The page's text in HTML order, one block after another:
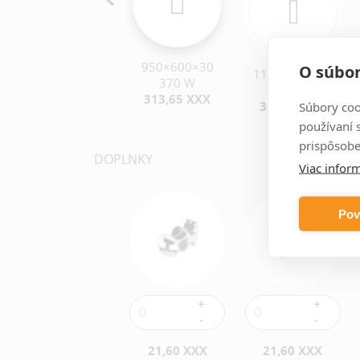
950×600×30
370 W
313,65 XXX
1175×400×30
301,35 XXX
DOPLNKY
21,60 XXX
21,60 XXX
O
Súbory
používaní
Viac